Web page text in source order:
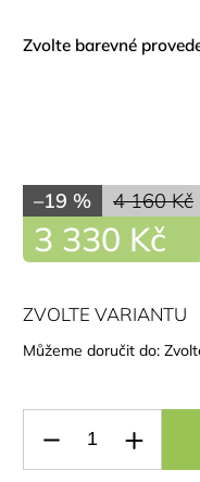
Zvolte barevné
4 160 Kč
–19 %
3 330 Kč
ZVOLTE VARIANTU
Můžeme doručit do: